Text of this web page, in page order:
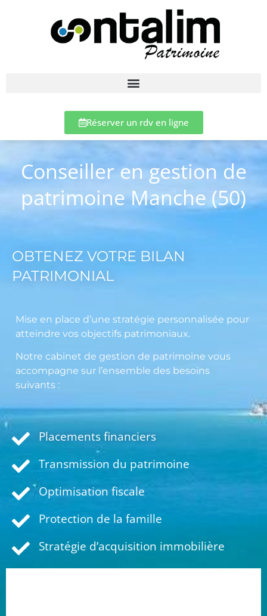
Réserver un rdv en ligne
Conseiller en gestion de
patrimoine Manche (50)
OBTENEZ VOTRE BILAN
PATRIMONIAL
Mise en place d’une stratégie personnalisée pour
atteindre vos objectifs patrimoniaux.
Notre cabinet de gestion de patrimoine vous
accompagne sur l’ensemble des besoins
suivants :
Placements financiers
Transmission du patrimoine
Optimisation fiscale
Protection de la famille
Stratégie d’acquisition immobilière